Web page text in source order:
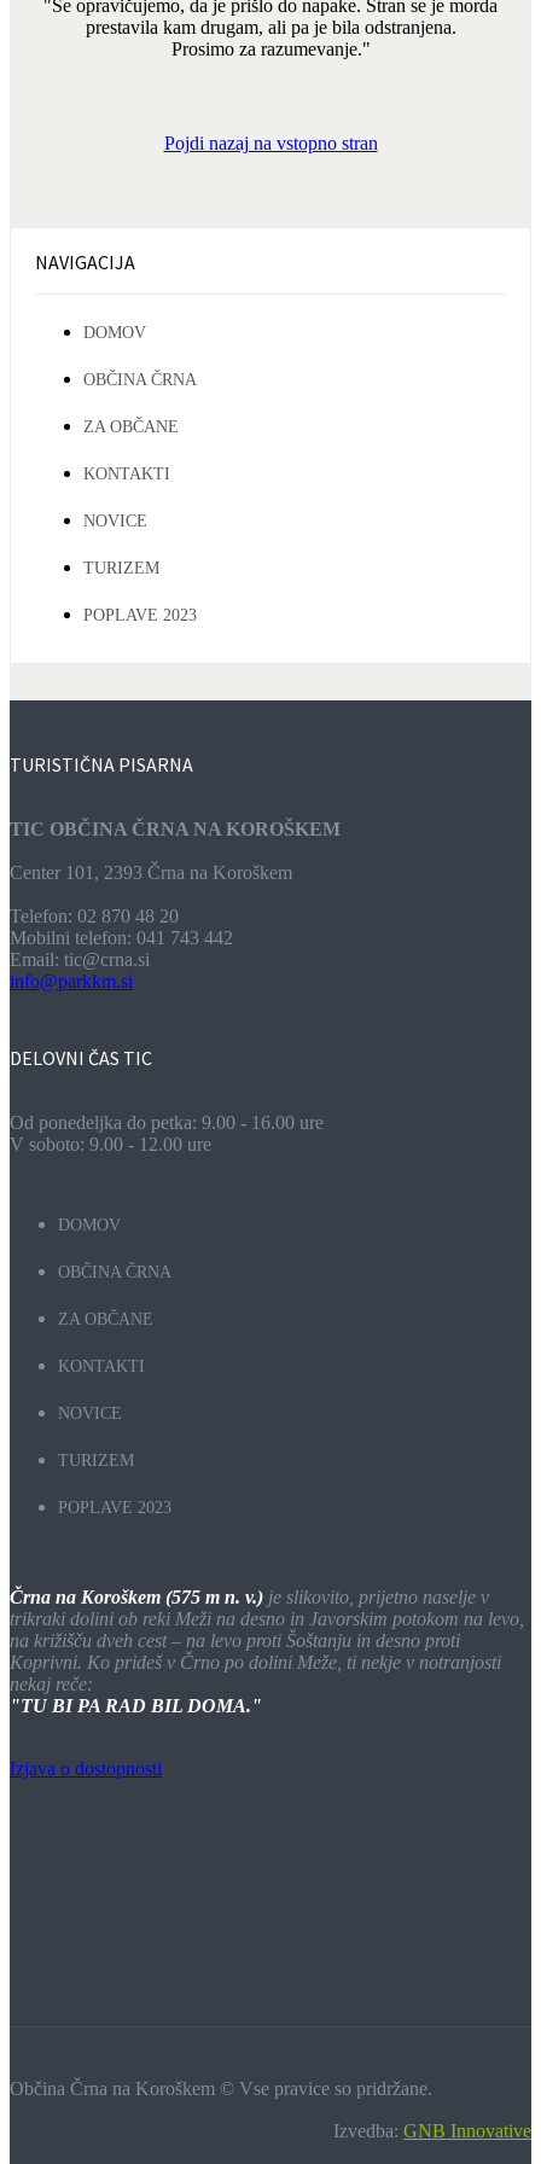
"Se opravičujemo, da je prišlo do napake. Stran se je morda
prestavila kam drugam, ali pa je bila odstranjena.
Prosimo za razumevanje."
Pojdi nazaj na vstopno stran
NAVIGACIJA
DOMOV
OBČINA ČRNA
ZA OBČANE
KONTAKTI
NOVICE
TURIZEM
POPLAVE 2023
TURISTIČNA PISARNA
TIC OBČINA ČRNA NA KOROŠKEM
Center 101, 2393 Črna na Koroškem
Telefon: 02 870 48 20
Mobilni telefon: 041 743 442
Email: tic@crna.si
info@parkkm.si
DELOVNI ČAS TIC
Od ponedeljka do petka: 9.00 - 16.00 ure
V soboto: 9.00 - 12.00 ure
DOMOV
OBČINA ČRNA
ZA OBČANE
KONTAKTI
NOVICE
TURIZEM
POPLAVE 2023
Črna na Koroškem (575 m n. v.) je slikovito, prijetno naselje v
trikraki dolini ob reki Meži na desno in Javorskim potokom na levo,
na križišču dveh cest – na levo proti Šoštanju in desno proti
Koprivni. Ko prideš v Črno po dolini Meže, ti nekje v notranjosti
nekaj reče:
"TU BI PA RAD BIL DOMA."
Izjava o dostopnosti
Občina Črna na Koroškem © Vse pravice so pridržane.
Izvedba: GNB Innovative